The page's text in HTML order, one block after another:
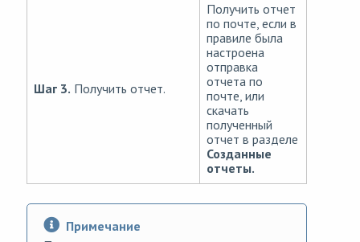
Шаг 3. Получить отчет.
Получить отчет
по почте, если в
правиле была
настроена
отправка
отчета по
почте, или
скачать
полученный
отчет в разделе
Созданные
отчеты.
Примечание